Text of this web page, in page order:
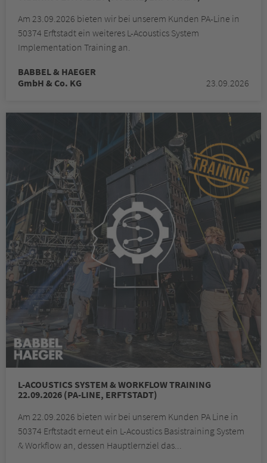
Am 23.09.2026 bieten wir bei unserem Kunden PA-Line in
50374 Erftstadt ein weiteres L-Acoustics System
Implementation Training an.
BABBEL & HAEGER
GmbH & Co. KG
23.09.2026
L-ACOUSTICS SYSTEM & WORKFLOW TRAINING
22.09.2026 (PA-LINE, ERFTSTADT)
Am 22.09.2026 bieten wir bei unserem Kunden PA Line in
50374 Erftstadt erneut ein L-Acoustics Basistraining System
& Workflow an, dessen Hauptlernziel das...